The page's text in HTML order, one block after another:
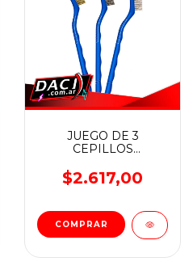
JUEGO DE 3
CEPILLOS
WADFOW
$2.617,00